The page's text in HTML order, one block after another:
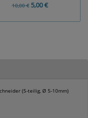
(5-teilig, Ø 5-10mm)
10,00 €5,00 €